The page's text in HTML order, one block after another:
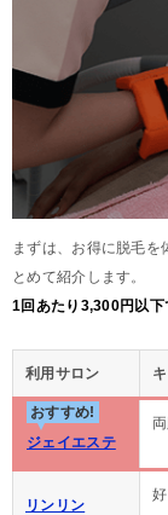
まずは、お得に脱毛を
とめて紹介します。
1回あたり3,300円以
利用サロン
おすすめ!
ジェイエステ
リンリン